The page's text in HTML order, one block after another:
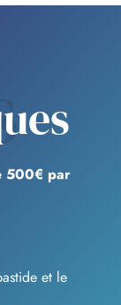
500€ par
et le